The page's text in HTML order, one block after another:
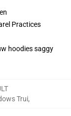
Practices
hoodies saggy
Trui,